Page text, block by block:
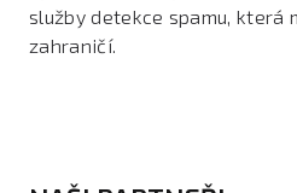
služby detekce spamu, která
zahraničí.